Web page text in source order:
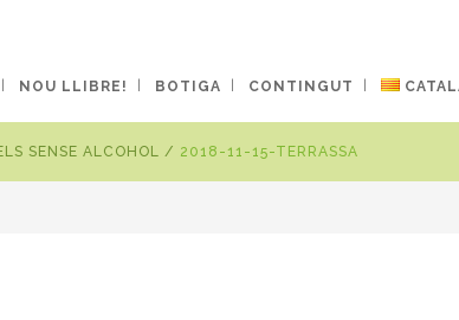
NOU LLIBRE! BOTIGA CONTINGUT
SENSE ALCOHOL / 2018-11-15-TERRASSA